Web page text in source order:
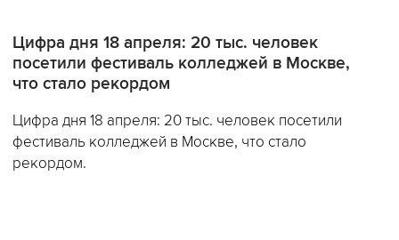
Цифра дня 18 апреля: 20 тыс. человек
посетили фестиваль колледжей в Москве,
что стало рекордом
Цифра дня 18 апреля: 20 тыс. человек посетили
фестиваль колледжей в Москве, что стало
рекордом.